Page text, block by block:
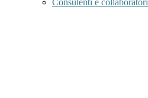
Consulenti e collaboratori